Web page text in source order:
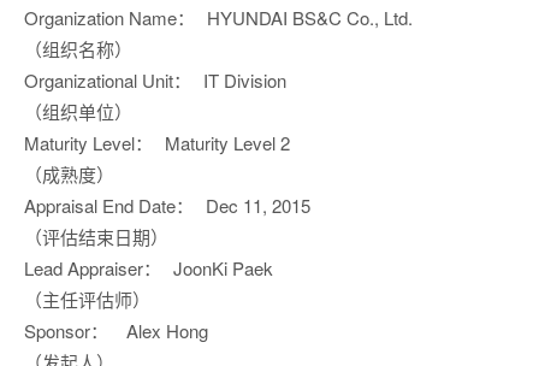
Organization Name：
（组织名称）
HYUNDAI BS&C Co., Ltd.
Organizational Unit：
（组织单位）
IT Division
Maturity Level：
（成熟度）
Maturity Level 2
Appraisal End Date：
（评估结束日期）
Dec 11, 2015
Lead Appraiser：
（主任评估师）
JoonKi Paek
Sponsor：
Alex Hong